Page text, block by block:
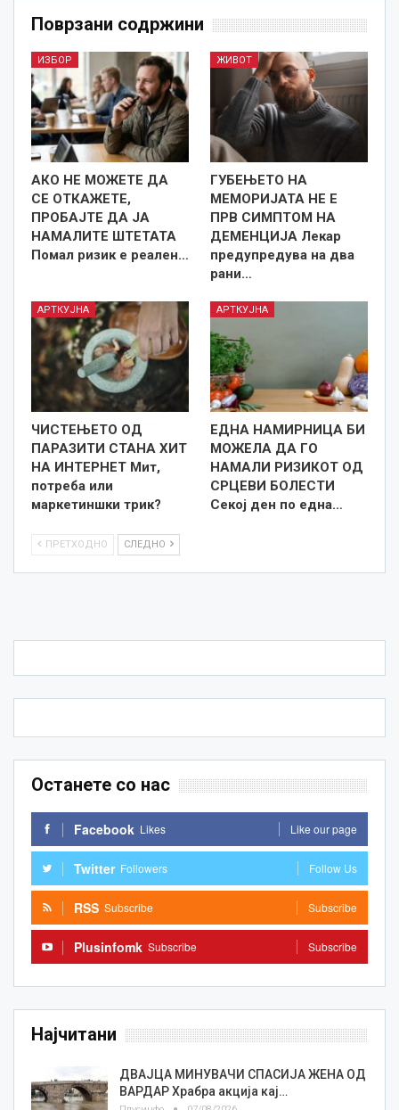
Поврзани содржини
ИЗБОР
АКО НЕ МОЖЕТЕ ДА
СЕ ОТКАЖЕТЕ,
ПРОБАЈТЕ ДА ЈА
НАМАЛИТЕ ШТЕТАТА
Помал ризик е реален…
ЖИВОТ
ГУБЕЊЕТО НА
МЕМОРИЈАТА НЕ Е
ПРВ СИМПТОМ НА
ДЕМЕНЦИЈА Лекар
предупредува на два
рани…
АРТКУЈНА
ЧИСТЕЊЕТО ОД
ПАРАЗИТИ СТАНА ХИТ
НА ИНТЕРНЕТ Мит,
потреба или
маркетиншки трик?
АРТКУЈНА
ЕДНА НАМИРНИЦА БИ
МОЖЕЛА ДА ГО
НАМАЛИ РИЗИКОТ ОД
СРЦЕВИ БОЛЕСТИ
Секој ден по една…
ПРЕТХОДНО СЛЕДНО
Останете со нас
Facebook Likes Like our page
Twitter Followers Follow Us
RSS Subscribe Subscribe
Plusinfomk Subscribe Subscribe
Најчитани
ДВАЈЦА МИНУВАЧИ СПАСИЈА ЖЕНА ОД
ВАРДАР Храбра акција кај…